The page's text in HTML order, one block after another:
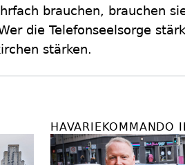
brauchen, brauchen
die Telefonseelsorge
stärken.
HAVARIEKOMMANDO